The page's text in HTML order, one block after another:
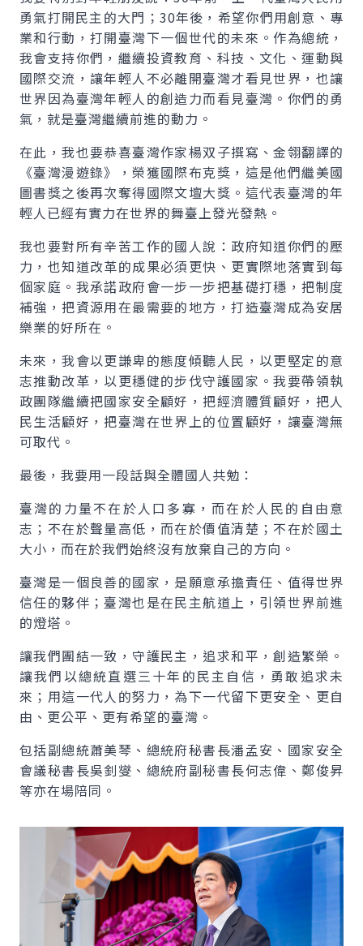
勇氣打開民主的大門；30年後，希望你們用創意、專
業和行動，打開臺灣下一個世代的未來。作為總統，
我會支持你們，繼續投資教育、科技、文化、運動與
國際交流，讓年輕人不必離開臺灣才看見世界，也讓
世界因為臺灣年輕人的創造力而看見臺灣。你們的勇
氣，就是臺灣繼續前進的動力。
在此，我也要恭喜臺灣作家楊双子撰寫、金翎翻譯的
《臺灣漫遊錄》，榮獲國際布克獎，這是他們繼美國
圖書獎之後再次奪得國際文壇大獎。這代表臺灣的年
輕人已經有實力在世界的舞臺上發光發熱。
我也要對所有辛苦工作的國人說：政府知道你們的壓
力，也知道改革的成果必須更快、更實際地落實到每
個家庭。我承諾政府會一步一步把基礎打穩，把制度
補強，把資源用在最需要的地方，打造臺灣成為安居
樂業的好所在。
未來，我會以更謙卑的態度傾聽人民，以更堅定的意
志推動改革，以更穩健的步伐守護國家。我要帶領執
政團隊繼續把國家安全顧好，把經濟體質顧好，把人
民生活顧好，把臺灣在世界上的位置顧好，讓臺灣無
可取代。
最後，我要用一段話與全體國人共勉：
臺灣的力量不在於人口多寡，而在於人民的自由意
志；不在於聲量高低，而在於價值清楚；不在於國土
大小，而在於我們始終沒有放棄自己的方向。
臺灣是一個良善的國家，是願意承擔責任、值得世界
信任的夥伴；臺灣也是在民主航道上，引領世界前進
的燈塔。
讓我們團結一致，守護民主，追求和平，創造繁榮。
讓我們以總統直選三十年的民主自信，勇敢追求未
來；用這一代人的努力，為下一代留下更安全、更自
由、更公平、更有希望的臺灣。
包括副總統蕭美琴、總統府秘書長潘孟安、國家安全
會議秘書長吳釗燮、總統府副秘書長何志偉、鄭俊昇
等亦在場陪同。